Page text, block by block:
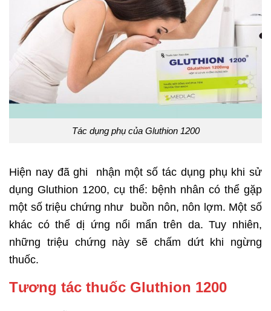
Tác dụng phụ của Gluthion 1200
Hiện nay đã ghi nhận một số tác dụng phụ khi sử
dụng Gluthion 1200, cụ thể: bệnh nhân có thể gặp
một số triệu chứng như buồn nôn, nôn lợm. Một số
khác có thể dị ứng nổi mẩn trên da. Tuy nhiên,
những triệu chứng này sẽ chấm dứt khi ngừng
thuốc.
Tương tác thuốc Gluthion 1200